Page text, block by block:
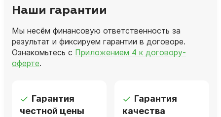
Наши гарантии
Мы несём финансовую ответственность за
результат и фиксируем гарантии в договоре.
Ознакомьтесь с Приложением 4 к договору-
оферте.
Гарантия
честной цены
Гарантия
качества